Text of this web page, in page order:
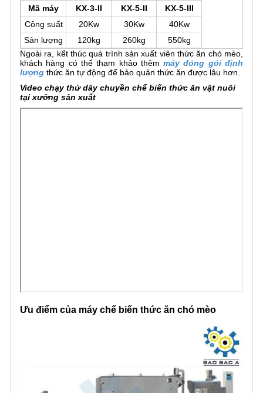
Mã máy
KX-3-II KX-5-II
KX-5-III
Công suất
20Kw 30Kw
40Kw
Sản lượng
120kg 260kg
550kg
Ngoài ra, kết thúc quá trình sản xuất viên thức ăn chó mèo,
khách hàng có thể tham khảo thêm máy đóng gói định
lượng thức ăn tự động để bảo quản thức ăn được lâu hơn.
Video chạy thử dây chuyền chế biến thức ăn vật nuôi
tại xưởng sản xuất
Ưu điểm của máy chế biến thức ăn chó mèo